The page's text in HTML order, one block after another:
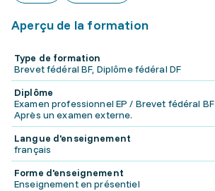
Aperçu de la formation
Type de formation
Brevet fédéral BF, Diplôme fédéral DF
Diplôme
Examen professionnel EP / Brevet fédéral BF
Après un examen externe.
Langue d'enseignement
français
Forme d'enseignement
Enseignement en présentiel